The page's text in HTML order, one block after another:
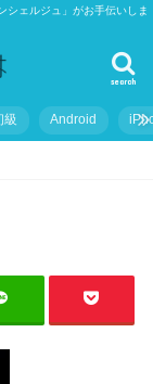
シェルジュ」がお手伝いしま
search
級 Android